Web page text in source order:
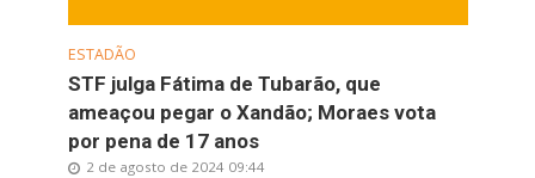
ESTADÃO
STF julga Fátima de Tubarão, que
ameaçou pegar o Xandão; Moraes vota
por pena de 17 anos
2 de agosto de 2024 09:44